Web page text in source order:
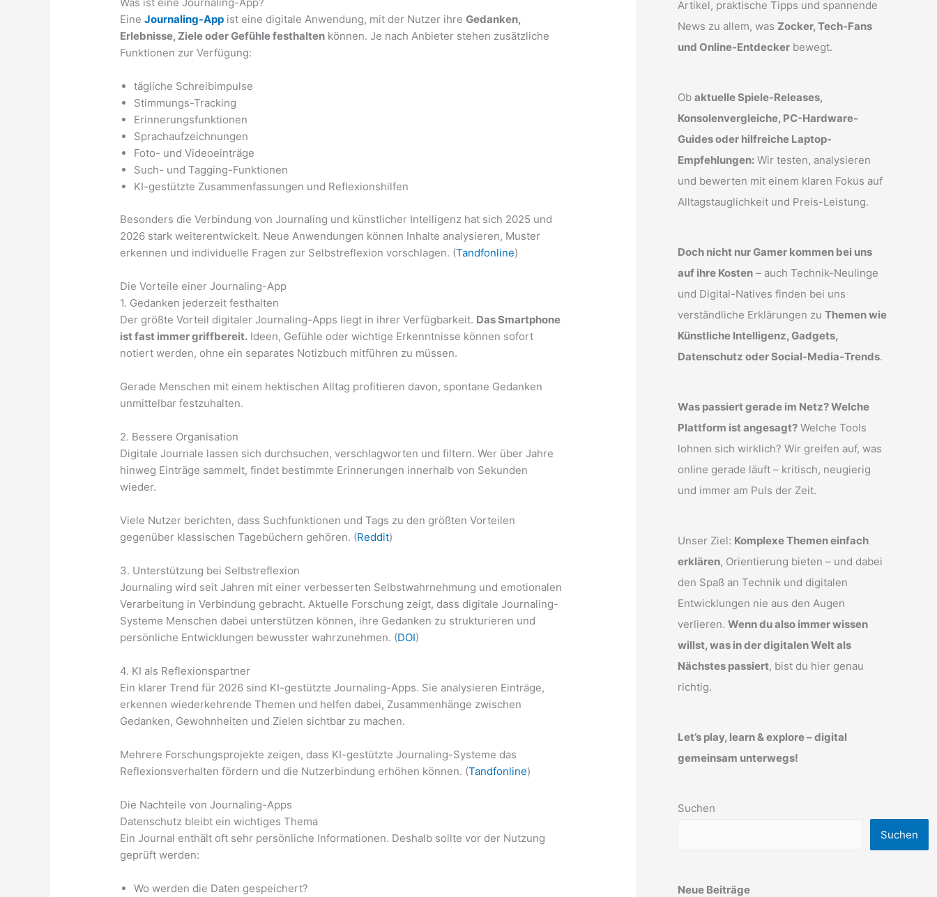
EineJournaling-App ist eine digitale Anwendung, mit der Nutzer ihreGedanken,
Erlebnisse, Ziele oder Gefühle festhalten können. Je nach Anbieter stehen zusätzliche
Funktionen zur Verfügung:
tägliche Schreibimpulse
Stimmungs-Tracking
Erinnerungsfunktionen
Sprachaufzeichnungen
Foto- und Videoeinträge
Such- und Tagging-Funktionen
KI-gestützte Zusammenfassungen und Reflexionshilfen
Besonders die Verbindung von Journaling und künstlicher Intelligenz hat sich 2025 und
2026 stark weiterentwickelt. Neue Anwendungen können Inhalte analysieren, Muster
erkennen und individuelle Fragen zur Selbstreflexion vorschlagen. (Tandfonline)
Die Vorteile einer Journaling-App
1. Gedanken jederzeit festhalten
Der größte Vorteil digitaler Journaling-Apps liegt in ihrer Verfügbarkeit. Das Smartphone
ist fast immer griffbereit. Ideen, Gefühle oder wichtige Erkenntnisse können sofort
notiert werden, ohne ein separates Notizbuch mitführen zu müssen.
Gerade Menschen mit einem hektischen Alltag profitieren davon, spontane Gedanken
unmittelbar festzuhalten.
2. Bessere Organisation
Digitale Journale lassen sich durchsuchen, verschlagworten und filtern. Wer über Jahre
hinweg Einträge sammelt, findet bestimmte Erinnerungen innerhalb von Sekunden
wieder.
Viele Nutzer berichten, dass Suchfunktionen und Tags zu den größten Vorteilen
gegenüber klassischen Tagebüchern gehören. (Reddit)
3. Unterstützung bei Selbstreflexion
Journaling wird seit Jahren mit einer verbesserten Selbstwahrnehmung und emotionalen
Verarbeitung in Verbindung gebracht. Aktuelle Forschung zeigt, dass digitale Journaling-
Systeme Menschen dabei unterstützen können, ihre Gedanken zu strukturieren und
persönliche Entwicklungen bewusster wahrzunehmen. (DOI)
4. KI als Reflexionspartner
Ein klarer Trend für 2026 sind KI-gestützte Journaling-Apps. Sie analysieren Einträge,
erkennen wiederkehrende Themen und helfen dabei, Zusammenhänge zwischen
Gedanken, Gewohnheiten und Zielen sichtbar zu machen.
Mehrere Forschungsprojekte zeigen, dass KI-gestützte Journaling-Systeme das
Reflexionsverhalten fördern und die Nutzerbindung erhöhen können. (Tandfonline)
Die Nachteile von Journaling-Apps
Datenschutz bleibt ein wichtiges Thema
Ein Journal enthält oft sehr persönliche Informationen. Deshalb sollte vor der Nutzung
geprüft werden:
Wo werden die Daten gespeichert?
Artikel, praktische Tipps und spannende
News zu allem, was Zocker, Tech-Fans
und Online-Entdecker bewegt.
Ob aktuelle Spiele-Releases,
Konsolenvergleiche, PC-Hardware-
Guides oder hilfreiche Laptop-
Empfehlungen: Wir testen, analysieren
und bewerten mit einem klaren Fokus auf
Alltagstauglichkeit und Preis-Leistung.
Doch nicht nur Gamer kommen bei uns
auf ihre Kosten – auch Technik-Neulinge
und Digital-Natives finden bei uns
verständliche Erklärungen zu Themen wie
Künstliche Intelligenz, Gadgets,
Datenschutz oder Social-Media-Trends.
Was passiert gerade im Netz? Welche
Plattform ist angesagt? Welche Tools
lohnen sich wirklich? Wir greifen auf, was
online gerade läuft – kritisch, neugierig
und immer am Puls der Zeit.
Unser Ziel: Komplexe Themen einfach
erklären, Orientierung bieten – und dabei
den Spaß an Technik und digitalen
Entwicklungen nie aus den Augen
verlieren. Wenn du also immer wissen
willst, was in der digitalen Welt als
Nächstes passiert, bist du hier genau
richtig.
Let’s play, learn & explore – digital
gemeinsam unterwegs!
Suchen
Suchen
Neue Beiträge